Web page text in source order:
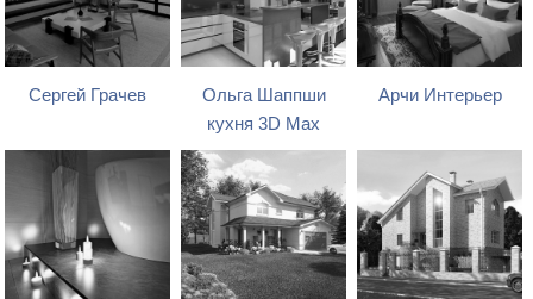
Сергей Грачев
Ольга Шаппши
кухня 3D Max
Арчи Интерьер